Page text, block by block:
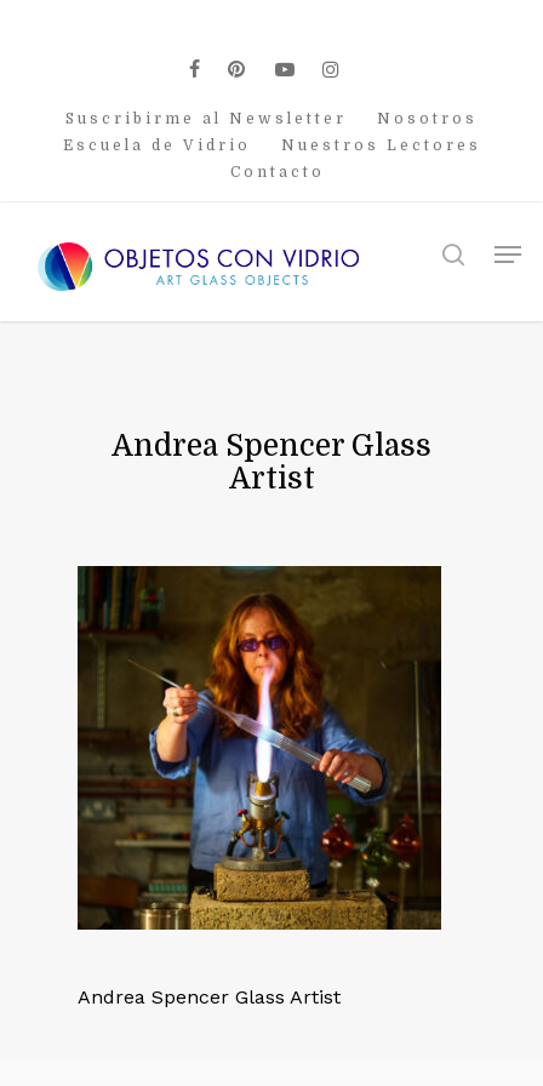
facebook
pinterest
youtubeinstagram
Suscribirme al Newsletter
Nosotros
Escuela de Vidrio
Nuestros Lectores
Contacto
search
Andrea Spencer Glass
Artist
Andrea Spencer Glass Artist